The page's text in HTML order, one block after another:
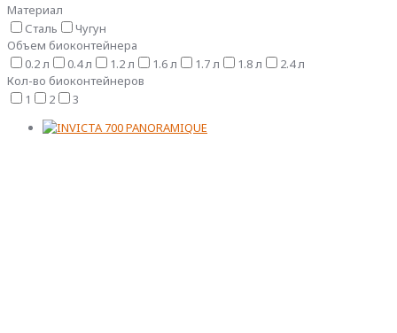
Материал
Сталь
Чугун
Объем биоконтейнера
0.2 л
0.4 л 1.2 л 1.6 л 1.7 л 1.8 л
2.4 л
Кол-во биоконтейнеров
1
2 3